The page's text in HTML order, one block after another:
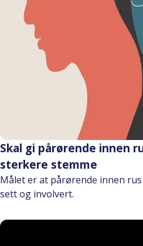
Skal gi pårørende innen
sterkere stemme
Målet er at pårørende innen
sett og involvert.